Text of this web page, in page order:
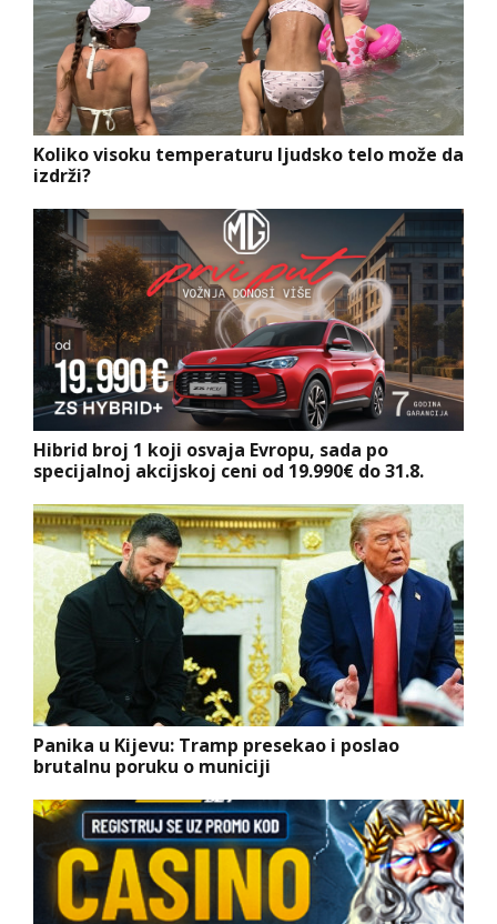
Koliko visoku temperaturu ljudsko telo može da
izdrži?
Hibrid broj 1 koji osvaja Evropu, sada po
specijalnoj akcijskoj ceni od 19.990€ do 31.8.
Panika u Kijevu: Tramp presekao i poslao
brutalnu poruku o municiji